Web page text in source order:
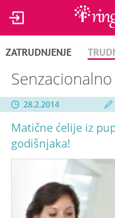
ZATRUDNJENJE
28.2.2014
Matične ćelije iz
godišnjaka!